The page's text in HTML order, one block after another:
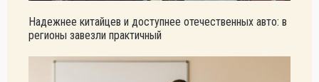
Надежнее китайцев и доступнее отечественных авто: в
регионы завезли практичный